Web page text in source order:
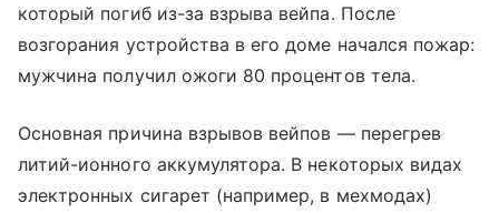
который погиб из-за взрыва вейпа. После
возгорания устройства в его доме начался пожар:
мужчина получил ожоги 80 процентов тела.
Основная причина взрывов вейпов — перегрев
литий-ионного аккумулятора. В некоторых видах
электронных сигарет (например, в мехмодах)